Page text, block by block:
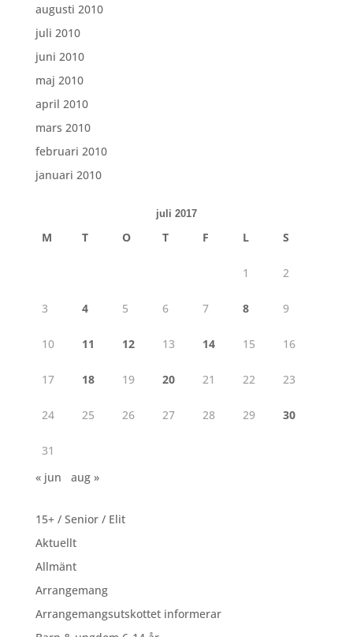
augusti 2010
juli 2010
juni 2010
maj 2010
april 2010
mars 2010
februari 2010
januari 2010
juli 2017
M T O T F L S
1 2
3 4 5 6 7 8 9
10 11 12 13 14 15 16
17 18 19 20 21 22 23
24 25 26 27 28 29 30
31
« jun
aug »
15+ / Senior / Elit
Aktuellt
Allmänt
Arrangemang
Arrangemangsutskottet informerar